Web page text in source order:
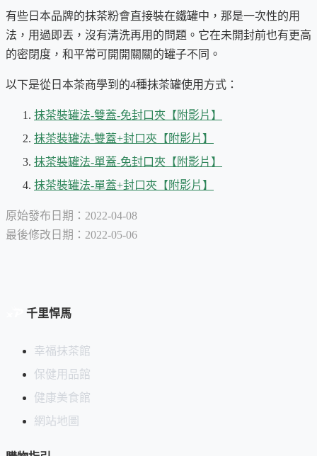
有些日本品牌的抹茶粉會直接裝在鐵罐中，那是一次性的用
法，用過即丟，沒有清洗再用的問題。它在未開封前也有更高
的密閉度，和平常可開開關關的罐子不同。
以下是從日本茶商學到的4種抹茶罐使用方式：
抹茶裝罐法-雙蓋-免封口夾【附影片】
抹茶裝罐法-雙蓋+封口夾【附影片】
抹茶裝罐法-單蓋-免封口夾【附影片】
抹茶裝罐法-單蓋+封口夾【附影片】
原始發布日期：2022-04-08
最後修改日期：2022-05-06
千里悍馬
幸福抹茶館
保健用品館
健康美食館
網站地圖